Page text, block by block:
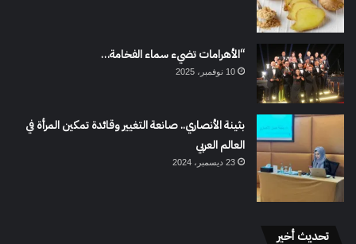
“الأهرامات تضيء سماء الفخامة…
10 نوفمبر، 2025
بثينة الأنصاري.. صانعة التغيير وقائدة تمكين المرأة في
العالم العربي
23 ديسمبر، 2024
تحديث أخير